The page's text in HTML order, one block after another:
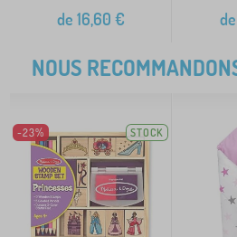
de 16,60 € de
NOUS
-23% STOCK